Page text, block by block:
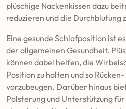
plüschige Nackenkissen dazu
reduzieren und die Durchblutung
Eine gesunde Schlafposition ist
der allgemeinen Gesundheit.
können dabei helfen, die
Position zu halten und so
vorzubeugen. Darüber hinaus
Polsterung und Unterstützung